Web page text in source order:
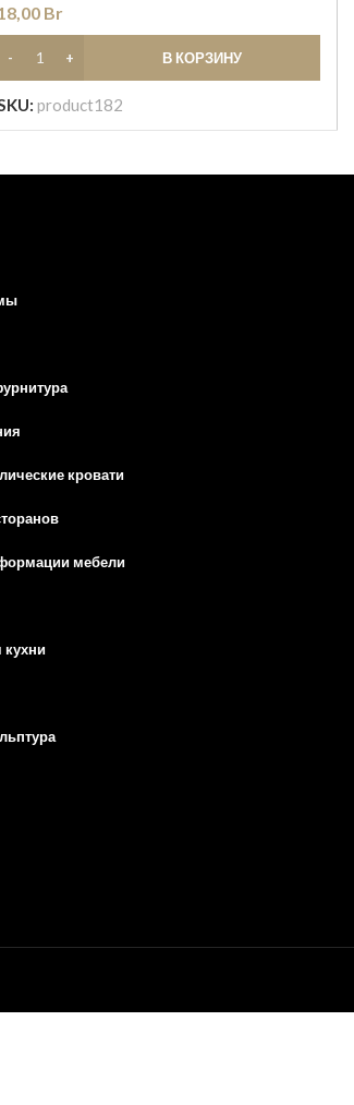
Br
В КОРЗИНУ
product182
кровати
мебели